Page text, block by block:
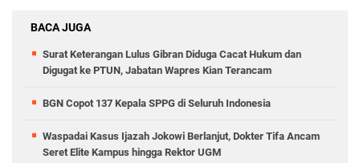
BACA JUGA
Surat Keterangan Lulus Gibran Diduga Cacat Hukum dan
Digugat ke PTUN, Jabatan Wapres Kian Terancam
BGN Copot 137 Kepala SPPG di Seluruh Indonesia
Waspadai Kasus Ijazah Jokowi Berlanjut, Dokter Tifa Ancam
Seret Elite Kampus hingga Rektor UGM